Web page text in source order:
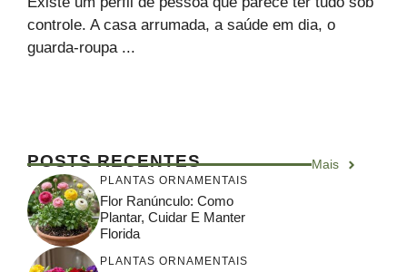
controle. A casa arrumada, a saúde em dia, o
guarda-roupa ...
POSTS RECENTES Mais
PLANTAS ORNAMENTAIS
Flor Ranúnculo: Como
Plantar, Cuidar E Manter
Florida
PLANTAS ORNAMENTAIS